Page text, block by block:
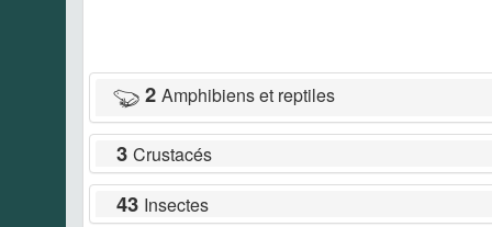
2 Amphibiens et reptiles
3 Crustacés
43 Insectes